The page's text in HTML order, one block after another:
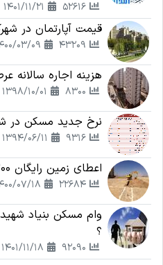
قیمت آپارتمان در
هزینه اجاره سالانه
نرخ جدید مسکن در
اعطای زمین رایگان 200 متری
؟